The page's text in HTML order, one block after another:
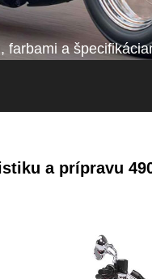
farbami a
a prípravu